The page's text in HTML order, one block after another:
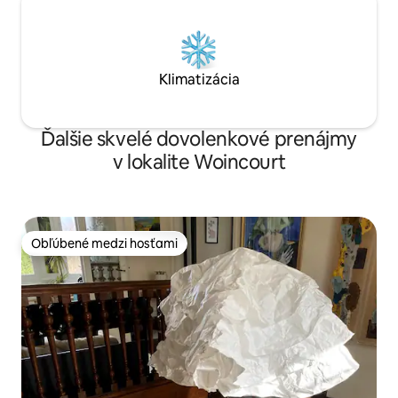
Klimatizácia
Ďalšie skvelé dovolenkové prenájmy
v lokalite Woincourt
Obľúbené medzi hosťami
Obľúbené medzi hosťami